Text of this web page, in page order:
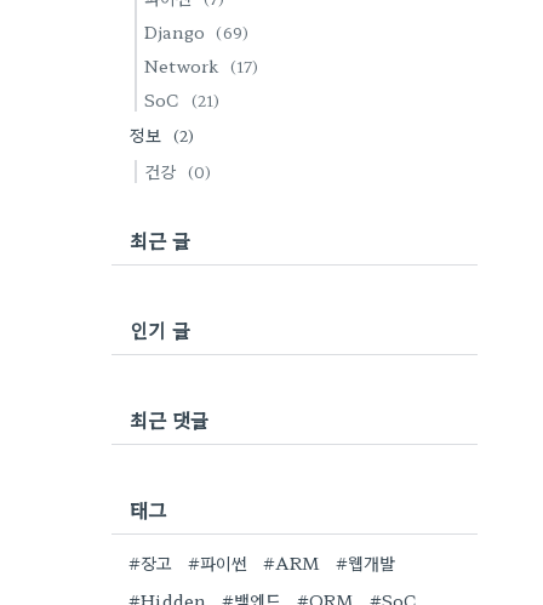
Django (69)
Network (17)
SoC (21)
정보 (2)
건강 (0)
최근 글
인기 글
최근 댓글
태그
#장고 #파이썬 #ARM
#웹개발
#Hidden
#백엔드 #ORM #SoC